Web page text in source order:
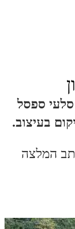
ספסל
בעיצוב.
המלצה